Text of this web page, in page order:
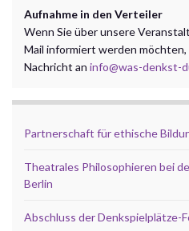
Aufnahme in den Verteiler
Wenn Sie über unsere
Mail informiert werden möchten,
Nachricht an info@was-denkst-
Partnerschaft für ethische
Theatrales Philosophieren bei
Berlin
Abschluss der Denkspielplätze-